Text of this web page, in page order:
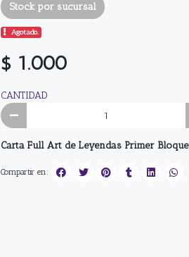
Stock por sucursal
Agotado.
$ 1.000
CANTIDAD
Carta Full Art de Leyendas Primer Bloque
Compartir en: